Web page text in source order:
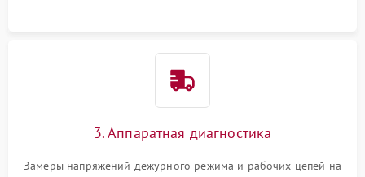
3. Аппаратная диагностика
Замеры напряжений дежурного режима и рабочих цепей на